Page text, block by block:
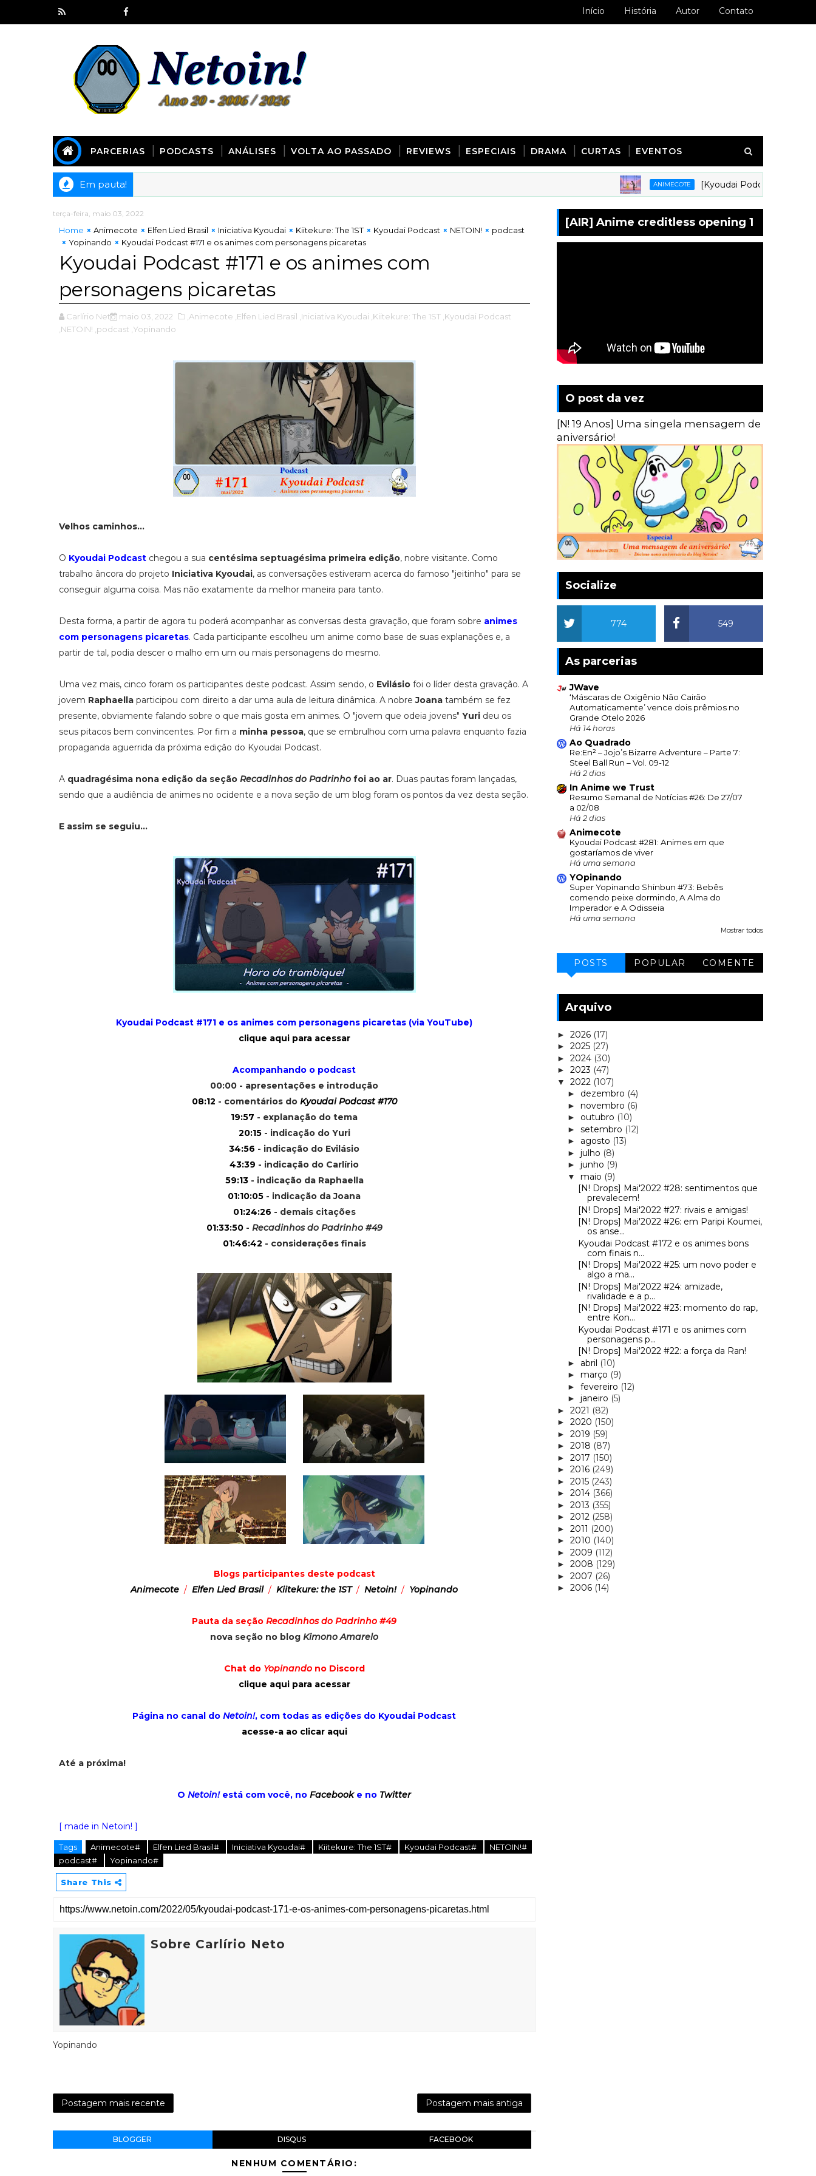
Início História Autor Contato
PARCERIAS PODCASTS ANÁLISES VOLTA AO PASSADO REVIEWS ESPECIAIS DRAMA CURTAS EVENTOS
Em pauta! ANIMECOTE [Kyoudai Podcast 281] Animes
terça-feira, maio 03, 2022
Home Animecote Elfen Lied Brasil Iniciativa Kyoudai Kiitekure: The 1ST Kyoudai Podcast NETOIN!
podcast
Yopinando
Kyoudai Podcast #171 e os animes com personagens picaretas
Kyoudai Podcast #171 e os animes com
personagens picaretas
Carlírio Neto maio 03, 2022 ,Animecote ,Elfen Lied Brasil ,Iniciativa Kyoudai ,Kiitekure: The 1ST ,Kyoudai Podcast
,NETOIN! ,podcast ,Yopinando
Velhos caminhos...
O Kyoudai Podcast chegou a sua centésima septuagésima primeira edição, nobre visitante. Como
trabalho âncora do projeto Iniciativa Kyoudai, as conversações estiveram acerca do famoso "jeitinho" para se
conseguir alguma coisa. Mas não exatamente da melhor maneira para tanto.
Desta forma, a partir de agora tu poderá acompanhar as conversas desta gravação, que foram sobre animes
com personagens picaretas. Cada participante escolheu um anime como base de suas explanações e, a
partir de tal, podia descer o malho em um ou mais personagens do mesmo.
Uma vez mais, cinco foram os participantes deste podcast. Assim sendo, o Evilásio foi o líder desta gravação. A
jovem Raphaella participou com direito a dar uma aula de leitura dinâmica. A nobreJoana também se fez
presente, obviamente falando sobre o que mais gosta em animes. O "jovem que odeia jovens" Yuri deu os
seus pitacos bem convincentes. Por fim a minha pessoa, que se embrulhou com uma palavra enquanto fazia
propaganda aguerrida da próxima edição do Kyoudai Podcast.
A quadragésima nona edição da seção Recadinhos do Padrinho foi ao ar. Duas pautas foram lançadas,
sendo que a audiência de animes no ocidente e a nova seção de um blog foram os pontos da vez desta seção.
E assim se seguiu...
Kyoudai Podcast #171 e os animes com personagens picaretas (via YouTube)
clique aqui para acessar
Acompanhando o podcast
00:00 - apresentações e introdução
08:12 - comentários do Kyoudai Podcast #170
19:57 - explanação do tema
20:15- indicação do Yuri
34:56 - indicação do Evilásio
43:39 - indicação do Carlírio
59:13- indicação da Raphaella
01:10:05 - indicação da Joana
01:24:26 - demais citações
01:33:50- Recadinhos do Padrinho #49
01:46:42 - considerações finais
Blogs participantes deste podcast
Animecote /Elfen Lied Brasil/Kiitekure: the 1ST/Netoin!/ Yopinando
Pauta da seçãoRecadinhos do Padrinho #49
nova seção no blogKimono Amarelo
Chat do Yopinandono Discord
clique aqui para acessar
Página no canal doNetoin!, com todas as edições do Kyoudai Podcast
acesse-a ao clicar aqui
Até a próxima!
ONetoin!está com você, noFacebooke no Twitter
[ made in Netoin! ]
Tags Animecote# Elfen Lied Brasil# Iniciativa Kyoudai# Kiitekure: The 1ST# Kyoudai Podcast#
NETOIN!#
podcast#
Yopinando#
Share This
Sobre Carlírio Neto
Yopinando
Postagem mais recente Postagem mais antiga
BLOGGER DISQUS FACEBOOK
NENHUM COMENTÁRIO:
[AIR] Anime creditless opening 1
O post da vez
[N! 19 Anos] Uma singela mensagem de
aniversário!
Socialize
549
774
As parcerias
JWave
‘Máscaras de Oxigênio Não Cairão
Automaticamente’ vence dois prêmios no
Grande Otelo 2026
Há 14 horas
Ao Quadrado
Re:En² – Jojo’s Bizarre Adventure – Parte 7:
Steel Ball Run – Vol. 09-12
Há 2 dias
In Anime we Trust
Resumo Semanal de Notícias #26: De 27/07
a 02/08
Há 2 dias
Animecote
Kyoudai Podcast #281: Animes em que
gostaríamos de viver
Há uma semana
YOpinando
Super Yopinando Shinbun #73: Bebês
comendo peixe dormindo, A Alma do
Imperador e A Odisseia
Há uma semana
Mostrar todos
POSTS POPULAR COMENTE
Arquivo
► 2026 (17)
► 2025 (27)
► 2024 (30)
► 2023 (47)
▼ 2022 (107)
► dezembro (4)
► novembro (6)
► outubro (10)
► setembro (12)
► agosto (13)
► julho (8)
► junho (9)
▼ maio (9)
[N! Drops] Mai'2022 #28: sentimentos que
prevalecem!
[N! Drops] Mai'2022 #27: rivais e amigas!
[N! Drops] Mai'2022 #26: em Paripi Koumei,
os anse...
Kyoudai Podcast #172 e os animes bons
com finais n...
[N! Drops] Mai'2022 #25: um novo poder e
algo a ma...
[N! Drops] Mai'2022 #24: amizade,
rivalidade e a p...
[N! Drops] Mai'2022 #23: momento do rap,
entre Kon...
Kyoudai Podcast #171 e os animes com
personagens p...
[N! Drops] Mai'2022 #22: a força da Ran!
► abril (10)
► março (9)
► fevereiro (12)
► janeiro (5)
► 2021 (82)
► 2020 (150)
► 2019 (59)
► 2018 (87)
► 2017 (150)
► 2016 (249)
► 2015 (243)
► 2014 (366)
► 2013 (355)
► 2012 (258)
► 2011 (200)
► 2010 (140)
► 2009 (112)
► 2008 (129)
► 2007 (26)
► 2006 (14)